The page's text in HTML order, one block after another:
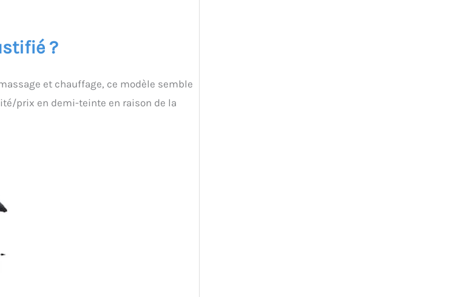
?
et chauffage, ce modèle semble
prix en demi-teinte en raison de la